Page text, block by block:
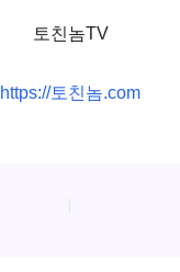
토친놈TV
https://토친놈.com